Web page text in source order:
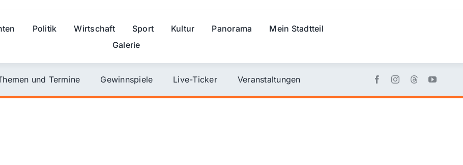
Politik Wirtschaft Sport Kultur Panorama
Mein Stadtteil
Galerie
und Termine Gewinnspiele Live-Ticker Veranstaltungen